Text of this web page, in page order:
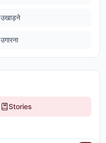
उखाड़ने
उगारना
Stories